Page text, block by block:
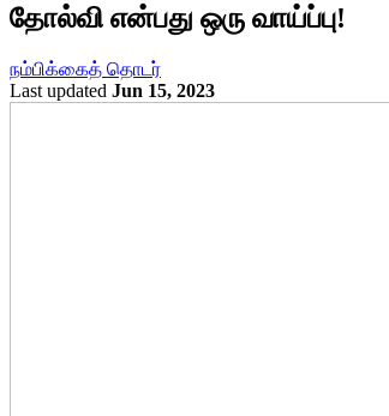
தோல்வி என்பது ஒரு வாய்ப்பு!
நம்பிக்கைத் தொடர்
Last updated Jun 15, 2023